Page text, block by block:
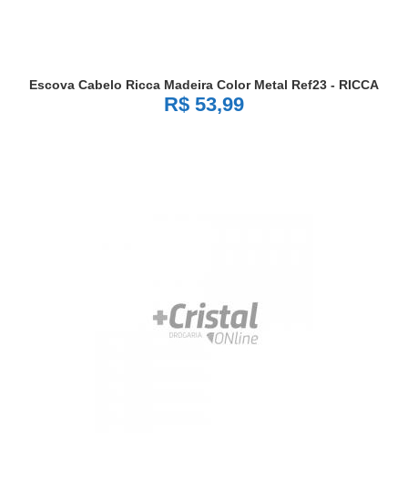
Escova Cabelo Ricca Madeira Color Metal Ref23 - RICCA
R$ 53,99